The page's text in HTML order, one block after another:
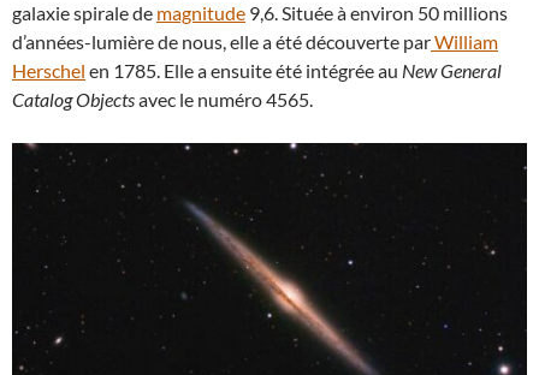
galaxie spirale de magnitude 9,6. Située à environ 50 millions
d’années-lumière de nous, elle a été découverte parWilliam
Herschel en 1785. Elle a ensuite été intégrée au New General
Catalog Objectsavec le numéro 4565.